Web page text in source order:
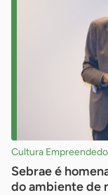
Cultura
Sebrae é
do ambiente de